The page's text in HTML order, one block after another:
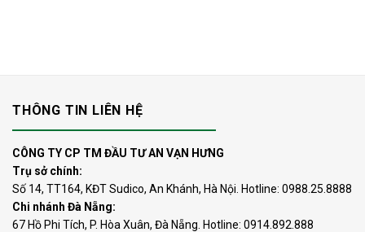
THÔNG TIN LIÊN HỆ
CÔNG TY CP TM ĐẦU TƯ AN VẠN HƯNG
Trụ sở chính:
Số 14, TT164, KĐT Sudico, An Khánh, Hà Nội. Hotline: 0988.25.8888
Chi nhánh Đà Nẵng:
67 Hồ Phi Tích, P. Hòa Xuân, Đà Nẵng. Hotline: 0914.892.888